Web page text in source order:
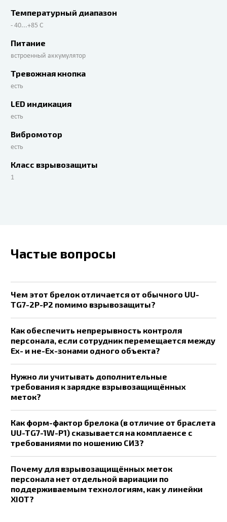
Температурный диапазон
- 40...+85 С
Питание
встроенный аккумулятор
Тревожная кнопка
есть
LED индикация
есть
Вибромотор
есть
Класс взрывозащиты
1
Частые вопросы
Чем этот брелок отличается от обычного UU-
TG7-2P-P2 помимо взрывозащиты?
Как обеспечить непрерывность контроля
персонала, если сотрудник перемещается между
Ex- и не-Ex-зонами одного объекта?
Нужно ли учитывать дополнительные
требования к зарядке взрывозащищённых
меток?
Как форм-фактор брелока (в отличие от браслета
UU-TG7-1W-P1) сказывается на комплаенсе с
требованиями по ношению СИЗ?
Почему для взрывозащищённых меток
персонала нет отдельной вариации по
поддерживаемым технологиям, как у линейки
XIOT?